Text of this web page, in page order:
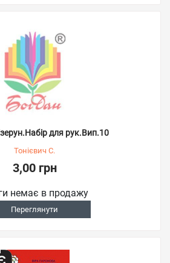
для рук.Вип.10
Тонієвич С.
3,00 грн
немає в продажу
Переглянути